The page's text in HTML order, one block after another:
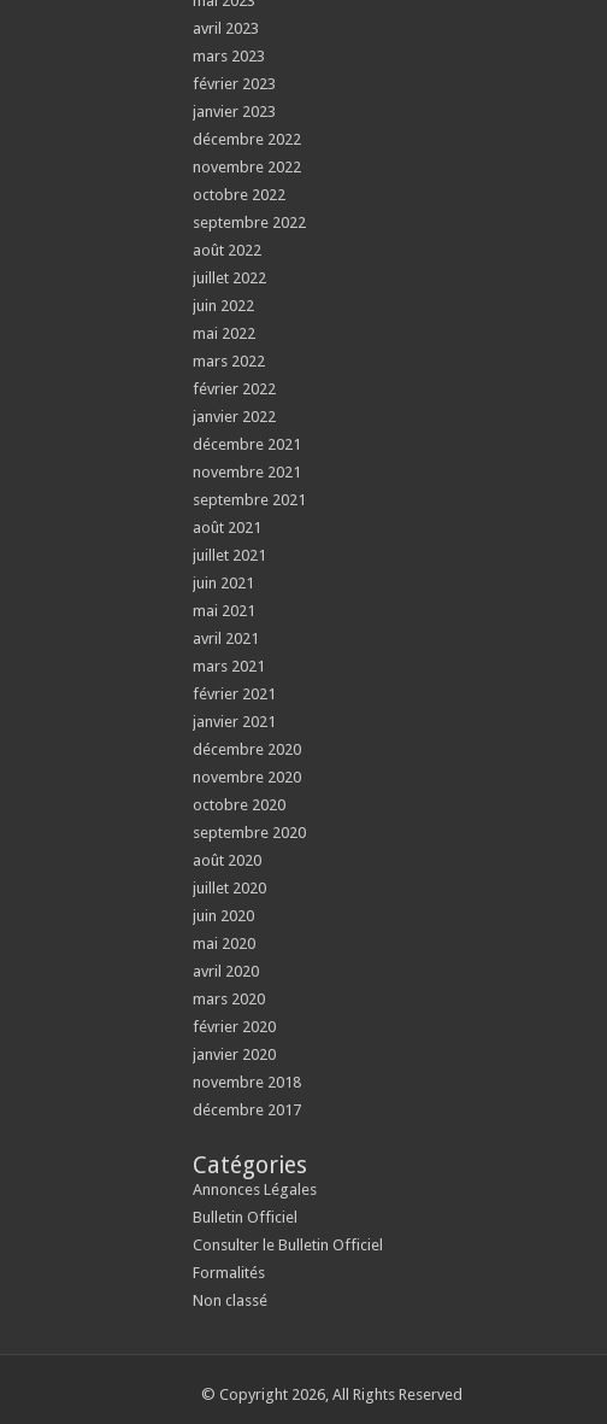
avril 2023
mars 2023
février 2023
janvier 2023
décembre 2022
novembre 2022
octobre 2022
septembre 2022
août 2022
juillet 2022
juin 2022
mai 2022
mars 2022
février 2022
janvier 2022
décembre 2021
novembre 2021
septembre 2021
août 2021
juillet 2021
juin 2021
mai 2021
avril 2021
mars 2021
février 2021
janvier 2021
décembre 2020
novembre 2020
octobre 2020
septembre 2020
août 2020
juillet 2020
juin 2020
mai 2020
avril 2020
mars 2020
février 2020
janvier 2020
novembre 2018
décembre 2017
Catégories
Annonces Légales
Bulletin Officiel
Consulter le Bulletin Officiel
Formalités
Non classé
© Copyright 2026, All Rights Reserved